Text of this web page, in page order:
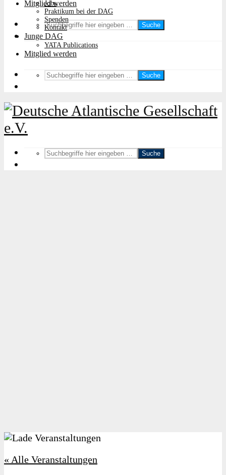
Mitglied werden
Suche
Jobs
Praktikum bei der DAG
Spenden
Kontakt
Junge DAG
YATA Publications
Mitglied werden
Suche
Suche
« Alle Veranstaltungen